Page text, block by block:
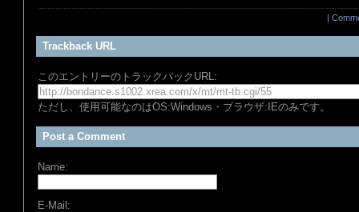
|
Trackback URL
このエントリーのトラックバックURL:
ただし、使用可能なのはOS:Windows・ブラウザ:IEのみです。
Post a Comment
Name:
E-Mail: